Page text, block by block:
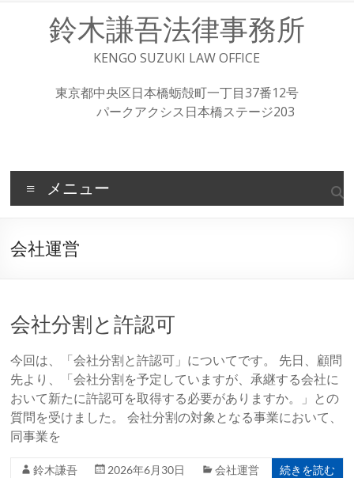
鈴木謙吾法律事務所
KENGO SUZUKI LAW OFFICE
東京都中央区日本橋蛎殻町一丁目37番12号
パークアクシス日本橋ステージ203
メニュー
会社運営
会社分割と許認可
今回は、「会社分割と許認可」についてです。 先日、顧問
先より、「会社分割を予定していますが、承継する会社に
おいて新たに許認可を取得する必要がありますか。」との
質問を受けました。 会社分割の対象となる事業において、
同事業を
鈴木謙吾 2026年6月30日 会社運営 続きを読む